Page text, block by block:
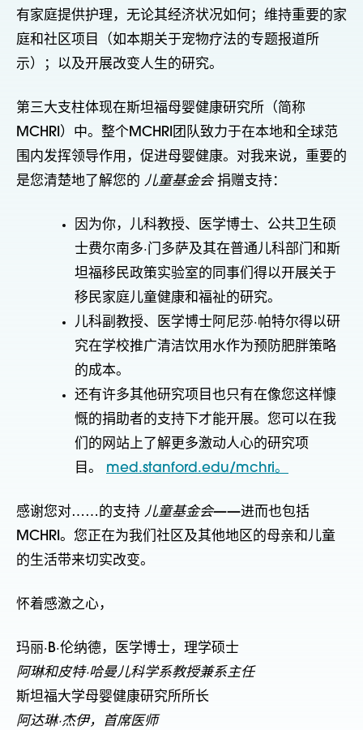
有家庭提供护理，无论其经济状况如何；维持重要的家
庭和社区项目（如本期关于宠物疗法的专题报道所
示）；以及开展改变人生的研究。
第三大支柱体现在斯坦福母婴健康研究所（简称
MCHRI）中。整个MCHRI团队致力于在本地和全球范
围内发挥领导作用，促进母婴健康。对我来说，重要的
是您清楚地了解您的 儿童基金会捐赠支持：
因为你，儿科教授、医学博士、公共卫生硕
士费尔南多·门多萨及其在普通儿科部门和斯
坦福移民政策实验室的同事们得以开展关于
移民家庭儿童健康和福祉的研究。
儿科副教授、医学博士阿尼莎·帕特尔得以研
究在学校推广清洁饮用水作为预防肥胖策略
的成本。
还有许多其他研究项目也只有在像您这样慷
慨的捐助者的支持下才能开展。您可以在我
们的网站上了解更多激动人心的研究项
目。 med.stanford.edu/mchri。
感谢您对……的支持 儿童基金会——进而也包括
MCHRI。您正在为我们社区及其他地区的母亲和儿童
的生活带来切实改变。
怀着感激之心，
玛丽·B·伦纳德，医学博士，理学硕士
阿琳和皮特·哈曼儿科学系教授兼系主任
斯坦福大学母婴健康研究所所长
阿达琳·杰伊，首席医师